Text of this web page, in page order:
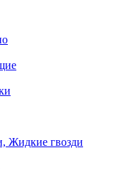
Жидкие гвозди